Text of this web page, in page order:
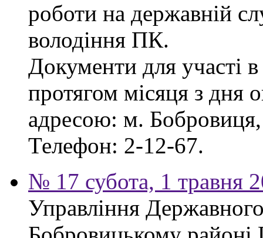
роботи на державній
володіння ПК.
Документи для участі
протягом місяця з дня
адресою: м.
Телефон: 2-12-67.
№ 17 субота, 1 травня
Управління